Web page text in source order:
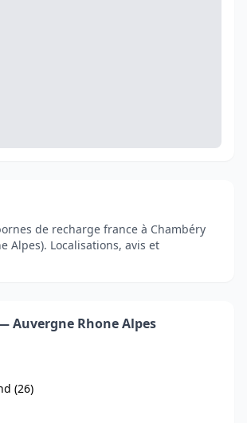
de recharge france à Chambéry
Alpes). Localisations, avis et
Auvergne Rhone Alpes
(26)